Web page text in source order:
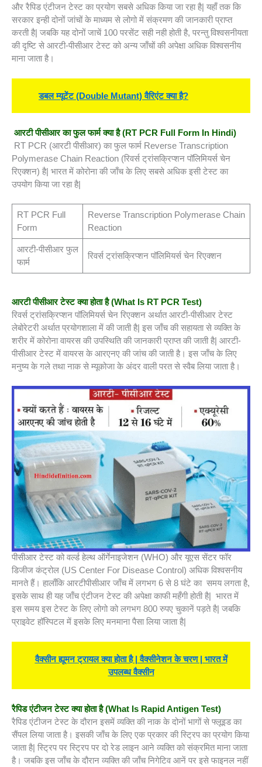
और रैपिड एंटीजन टेस्ट का प्रयोग सबसे अधिक किया जा रहा है| यहाँ तक कि
सरकार इन्ही दोनों जांचों के माध्यम से लोगो में संक्रमण की जानकारी प्राप्त
करती है| जबकि यह दोनों जाचें 100 परसेंट सही नही होती है, परन्तु विश्वसनीयता
की दृष्टि से आरटी-पीसीआर टेस्ट को अन्य जाँचों की अपेक्षा अधिक विश्वसनीय
माना जाता है।
डबल म्यूटेंट (Double Mutant) वैरिएंट क्या है?
आरटी पीसीआर का फुल फार्म क्या है (RT PCR Full Form In Hindi)
RT PCR (आरटी पीसीआर) का फुल फार्म Reverse Transcription
Polymerase Chain Reaction (रिवर्स ट्रांसक्रिप्शन पॉलिमियर्स चेन
रिएक्शन) है| भारत में कोरोना की जाँच के लिए सबसे अधिक इसी टेस्ट का
उपयोग किया जा रहा है|
RT PCR Full
Form
Reverse Transcription Polymerase Chain
Reaction
आरटी-पीसीआर फुल
फार्म
रिवर्स ट्रांसक्रिप्शन पॉलिमियर्स चेन रिएक्शन
आरटी पीसीआर टेस्ट क्या होता है(What Is RT PCR Test)
रिवर्स ट्रांसक्रिप्शन पॉलिमियर्स चेन रिएक्शन अर्थात आरटी-पीसीआर टेस्ट
लेबोरेटरी अर्थात प्रयोगशाला में की जाती है| इस जाँच की सहायता से व्यक्ति के
शरीर में कोरोना वायरस की उपस्थिति की जानकारी प्राप्त की जाती है| आरटी-
पीसीआर टेस्ट में वायरस के आरएनए की जांच की जाती है। इस जाँच के लिए
मनुष्य के गले तथा नाक से म्यूकोजा के अंदर वाली परत से स्वैब लिया जाता है।
पीसीआर टेस्ट को वर्ल्ड हेल्थ ऑर्गेनाइजेशन (WHO) और यूएस सेंटर फॉर
डिजीज कंट्रोल (US Center For Disease Control) अधिक विश्वसनीय
मानते हैं। हालाँकि आरटीपीसीआर जाँच में लगभग 6 से 8 घंटे का समय लगता है,
इसके साथ ही यह जाँच एंटीजन टेस्ट की अपेक्षा काफी महँगी होती है| भारत में
इस समय इस टेस्ट के लिए लोगो को लगभग 800 रुपए चुकानें पड़ते है| जबकि
प्राइवेट हॉस्पिटल में इसके लिए मनमाना पैसा लिया जाता है|
वैक्सीन ह्यूमन ट्रायल क्या होता है | वैक्सीनेशन के चरण | भारत में
उपलब्ध वैक्सीन
रैपिड एंटीजन टेस्ट क्या होता है(What Is Rapid Antigen Test)
रैपिड एंटीजन टेस्ट के दौरान इसमें व्यक्ति की नाक के दोनों भागों से फ्लूइड का
सैंपल लिया जाता है। इसकी जाँच के लिए एक प्रकार की स्ट्रिप का प्रयोग किया
जाता है| स्ट्रिप पर स्ट्रिप पर दो रेड लाइन आने व्यक्ति को संक्रमित माना जाता
है। जबकि इस जाँच के दौरान व्यक्ति की जाँच निगेटिव आनें पर इसे फाइनल नहीं